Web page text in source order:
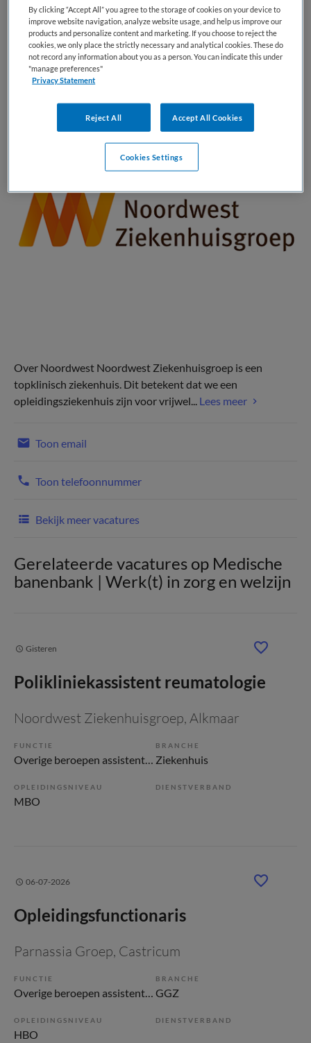
Ziekenhuisgroep is niet meer actueel. Hieronder staan
enkele vergelijkbare vacatures die voor u wellicht
interessant zijn.
Over Noordwest Noordwest Ziekenhuisgroep is een
topklinisch ziekenhuis. Dit betekent dat we een
opleidingsziekenhuis zijn voor vrijwel... Lees meer
Toon email
Toon telefoonnummer
Bekijk meer vacatures
Gerelateerde vacatures op Medische
banenbank | Werk(t) in zorg en welzijn
Gisteren
Polikliniekassistent reumatologie
Noordwest Ziekenhuisgroep, Alkmaar
FUNCTIE
Overige beroepen assistenten
BRANCHE
Ziekenhuis
OPLEIDINGSNIVEAU
MBO
DIENSTVERBAND
06-07-2026
Opleidingsfunctionaris
Parnassia Groep, Castricum
FUNCTIE
Overige beroepen assistenten
BRANCHE
GGZ
OPLEIDINGSNIVEAU
HBO
DIENSTVERBAND
By clicking “Accept All” you agree to the storage of cookies on your device to
improve website navigation, analyze website usage, and help us improve our
products and personalize content and marketing. If you choose to reject the
cookies, we only place the strictly necessary and analytical cookies. These do
not record any information about you as a person. You can indicate this under
"manage preferences"
Privacy Statement
Reject All Accept All Cookies
Cookies Settings